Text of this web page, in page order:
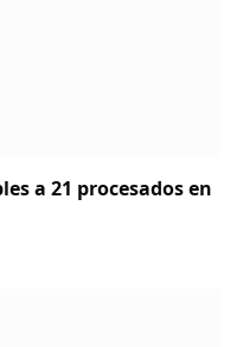
a 21 procesados en